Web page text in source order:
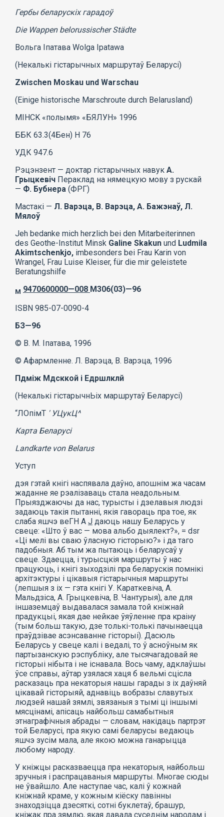
Гербы беларускіх гарадоў
Die Wappen belorussischer Städte
Вольга Іпатава Wolga Ipatawa
(Некалькі гістарычных маршрутаў Беларусі)
Zwischen Moskau und Warschau
(Einige historische Marschroute durch Belarusland)
MIHCK «полымя» «БЯЛУН» 1996
ББК 63.3(4Бен) Н 76
УДК 947.6
Рэцэнзент — доктар гістарычных навук А.
Грыцкевіч Пераклад на нямецкую мову з рускай
— Ф. Бубнера (ФРГ)
Мастакі — Л. Варэца, В. Варэца, А. Бажэнаў, Л.
Мялоў
Jeh bedanke mich herzlich bei den Mitarbeiterinnen
des Geothe-Institut Minsk Galine Skakun und Ludmila
Akimtschenkjo, imbesonders bei Frau Karin von
Wrangel, Frau Luise Kleiser, für die mir geleistete
Beratungshilfe
M 9470600000—008 M306(03)—96
ISBN 985-07-0090-4
БЗ—96
© B. M. Іпатава, 1996
© Афармленне. Л. Варэца, В. Варэца, 1996
Пдміж Мдсккой і Едршлклй
(Некалькі гістарычнЬіх маршрутаў Беларусі)
“ЛОпімТ ' УЦукЦ^
Карта Беларусі
Landkarte von Belarus
Уступ
дэя гэтай кнігі наспявала даўно, апошнім жа часам
жаданне яе рэалізаваць стала неадольным.
Прыязджаючы да нас, турысты і дзелавыя людзі
задаюць такія пытанні, якія гавораць пра тое, як
слаба яшчэ веГН A J даюць нашу Беларусь у
свеце: «Што ў вас — мова альбо дыялект?», = dsr
«Ці мелі вы сваю ўласную гісторыю?» і да таго
падобныя. Аб тым жа пытаюць і беларусаў у
свеце. Здаецца, і турысцкія маршруты ў нас
працуюць, і кнігі зыходзілі пра беларускія помнікі
архітэктуры і цікавыя гістарычныя маршруты
(лепшыя з іх — гэта кнігі У. Караткевіча, А.
Мальдзіса, А. Грыцкевіча, В. Чантурыя), але для
іншаземцаў выдавалася замала той кніжнай
прадукцыі, якая дае нейкае ўяўленне пра краіну
(тым больш такую, дзе толькі-толькі пачынаецца
праўдзівае асэнсаванне гісторыі). Дасюль
Беларусь у свеце калі і ведалі, то ў асноўным як
партызанскую рэспубліку, але тысячагадовай яе
гісторыі нібыта і не існавала. Вось чаму, адклаўшы
ўсе справы, аўтар узялася хаця б вельмі сцісла
расказаць пра некаторыя нашы гарады з іх даўняй
цікавай гісторыяй, аднавіць вобразы славутых
людзей нашай зямлі, звязаныя з тымі ці іншымі
мясцінамі, апісаць найбольш самабытныя
этнаграфічныя абрады — словам, накідаць партрэт
той Беларусі, пра якую самі беларусы ведаюць
яшчэ зусім мала, але якою можна ганарыцца
любому народу.
У кніжцы расказваецца пра некаторыя, найбольш
зручныя і распрацаваныя маршруты. Многае сюды
не ўвайшло. Але наступае час, калі ў кожнай
кніжнай краме, у кожным кіёску павінны
знаходзіцца дзесяткі, сотні буклетаў, брашур,
кніжак пра зямлю, якая давала суседнім народам і